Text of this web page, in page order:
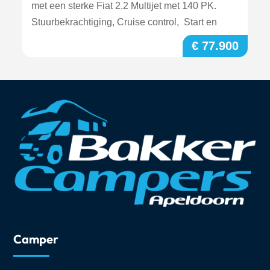
met een sterke Fiat 2.2 Multijet met 140 PK.
Stuurbekrachtiging, Cruise control, Start en
€ 77.900
Camper